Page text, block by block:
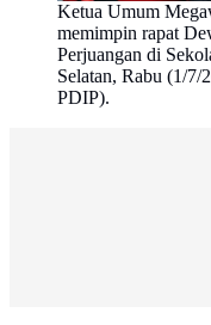
Ketua Umum
memimpin rapat
Perjuangan di
Selatan, Rabu (1/
PDIP).